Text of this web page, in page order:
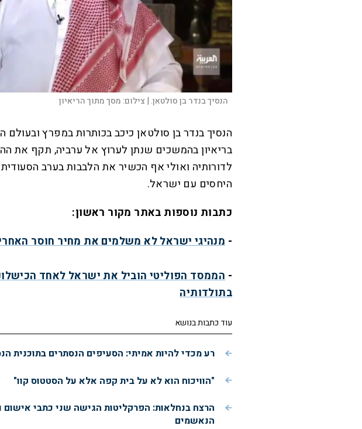
הנסיך בנדר בן סולטאן. | צילום:מסך מתוך הריאיון
הנסיך בנדר בן סולטאן כיכב בכותרות במפרץ ובעולם
בריאיון בהמשכים שנתן לערוץ אל ערביה, תקף את
לדורותיה ואולי אף הכשיר את הלבבות בערב
היחסים עם ישראל.
כתבות נוספות באתר מקור ראשון:
- מנהיגי ישראל לא משלמים את מחיר חוסר
- הממסד הפוליטי הוביל את ישראל לאחד
בתולדותיה
עוד כתבות בנושא
רע מכדי להיות אמיתי: הסעיפים הנסתרים בתוכנית
"הוויכוח הוא לא על בית קפה אלא על הסטטוס קוו"
הרצח בנחלאות: הפרקליטות הגישה שני כתבי
הנאשמים